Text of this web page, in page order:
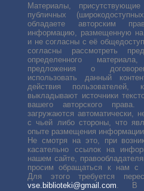
Материалы,
публичных
обладаете авторским
информацию, размещенную на
и не согласны с её
согласны рассмотреть
определенного
предложения о
использовать данный
действия пользователей,
выкладывают источники
вашего авторского
загружаются автоматически,
с чьей либо стороны, что
опыте размещения информации
Не смотря на это, при
касательно ссылок на
нашем сайте,
просим обращаться к нам с
Для этого требуется
vse.biblioteki@gmail.com. В